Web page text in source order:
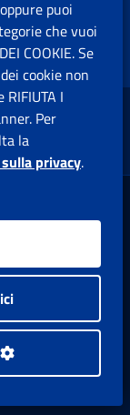
puoi
che vuoi
COOKIE. Se
cookie non
I
Per
la
privacy.